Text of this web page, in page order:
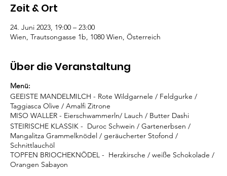
Zeit & Ort
24. Juni 2023, 19:00 – 23:00
Wien, Trautsongasse 1b, 1080 Wien, Österreich
Über die Veranstaltung
Menü:
GEEISTE MANDELMILCH - Rote Wildgarnele / Feldgurke /
Taggiasca Olive / Amalfi Zitrone
MISO WALLER - Eierschwammerln/ Lauch / Butter Dashi
STEIRISCHE KLASSIK - Duroc Schwein / Gartenerbsen /
Mangalitza Grammelknödel / geräucherter Stofond /
Schnittlauchöl
TOPFEN BRIOCHEKNÖDEL - Herzkirsche / weiße Schokolade /
Orangen Sabayon